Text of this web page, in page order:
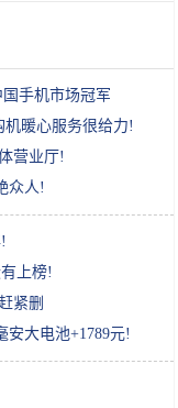
手机市场冠军
暖心服务很给力!
营业厅!
众人!
上榜!
紧删
安大电池+1789元!